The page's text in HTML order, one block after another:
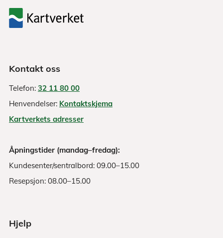
Kontakt oss
Telefon: 32 11 80 00
Henvendelser: Kontaktskjema
Kartverkets adresser
Åpningstider (mandag–fredag):
Kundesenter/sentralbord: 09.00–15.00
Resepsjon: 08.00–15.00
Hjelp